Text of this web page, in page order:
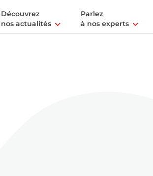
Découvrez
nos actualités
Parlez
à nos experts